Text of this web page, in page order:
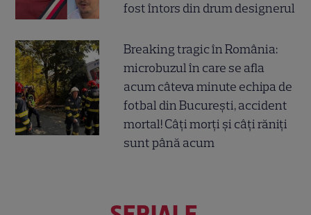
fost întors din drum designerul
Breaking tragic în România:
microbuzul în care se afla
acum câteva minute echipa de
fotbal din București, accident
mortal! Câți morți și câți răniți
sunt până acum